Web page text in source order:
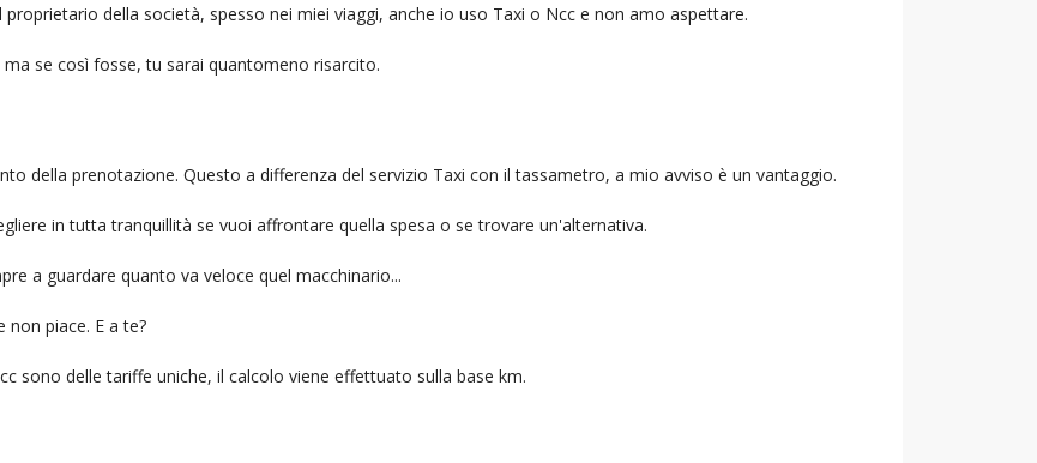
della società, spesso nei miei viaggi, anche io uso Taxi o Ncc e non amo aspettare.
se così fosse, tu sarai quantomeno risarcito.
della prenotazione. Questo a differenza del servizio Taxi con il tassametro, a mio avviso è un vantaggio.
in tutta tranquillità se vuoi affrontare quella spesa o se trovare un'alternativa.
a guardare quanto va veloce quel macchinario...
non piace. E a te?
sono delle tariffe uniche, il calcolo viene effettuato sulla base km.